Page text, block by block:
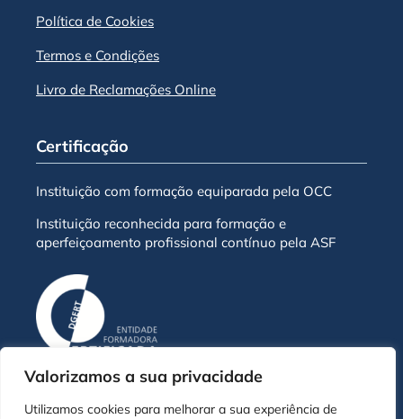
Valorizamos a sua privacidade
Utilizamos cookies para melhorar a sua experiência de
Política de Cookies
Termos e Condições
Livro de Reclamações Online
Certificação
Instituição com formação equiparada pela OCC
Instituição reconhecida para formação e
aperfeiçoamento profissional contínuo pela ASF